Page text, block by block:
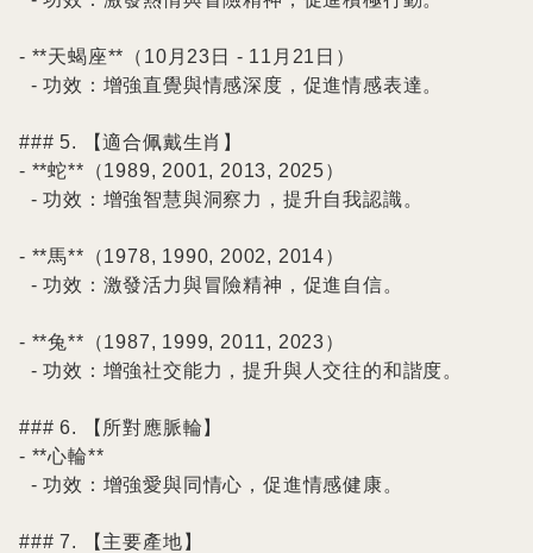
- **天蝎座**（10月23日 - 11月21日）
### 5. 【適合佩戴生肖】
- **蛇**（1989, 2001, 2013, 2025）
- **馬**（1978, 1990, 2002, 2014）
- **兔**（1987, 1999, 2011, 2023）
### 6. 【所對應脈輪】
- **心輪**
### 7. 【主要產地】